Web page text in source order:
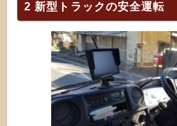
2 新型トラックの安全運転